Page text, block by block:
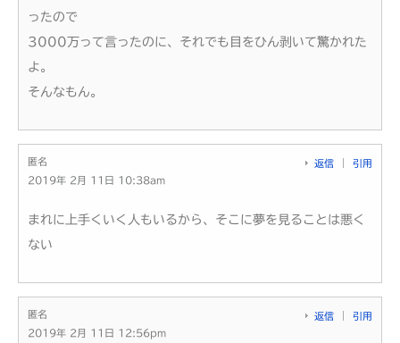
ったので
3000万って言ったのに、それでも目をひん剥いて驚かれた
よ。
そんなもん。
匿名
2019年 2月 11日 10:38am
返信 引用
まれに上手くいく人もいるから、そこに夢を見ることは悪く
ない
匿名
2019年 2月 11日 12:56pm
返信 引用